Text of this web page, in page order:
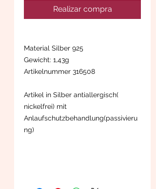
Realizar compra
Material Silber 925
Gewicht: 1,43g
Artikelnummer 316508
Artikel in Silber antiallergisch(
nickelfrei) mit
Anlaufschutzbehandlung(passivieru
ng)